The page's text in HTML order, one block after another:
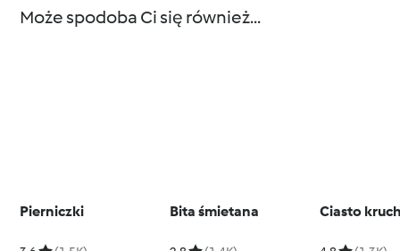
Może spodoba Ci się również...
Pierniczki Bita śmietana Ciasto